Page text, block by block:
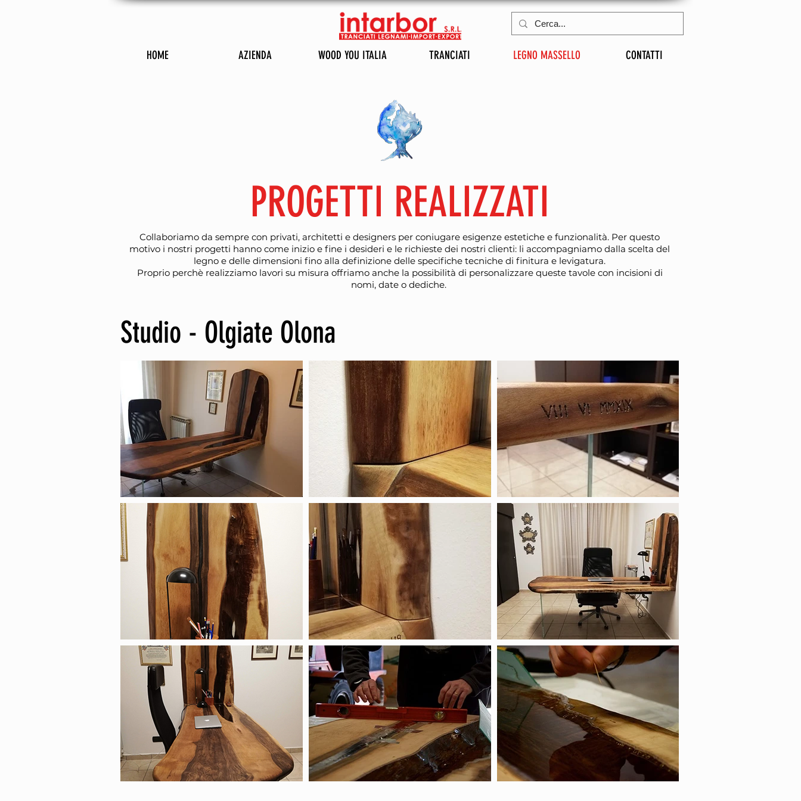
HOME AZIENDA WOOD YOU ITALIA TRANCIATI LEGNO MASSELLO CONTATTI
PROGETTI REALIZZATI
Collaboriamo da sempre con privati, architetti e designers per coniugare esigenze estetiche e funzionalità. Per questo
motivo i nostri progetti hanno come inizio e fine i desideri e le richieste dei nostri clienti: li accompagniamo dalla scelta del
legno e delle dimensioni fino alla definizione delle specifiche tecniche di finitura e levigatura.
Proprio perchè realizziamo lavori su misura offriamo anche la possibilità di personalizzare queste tavole con incisioni di
nomi, date o dediche.
Studio - Olgiate Olona